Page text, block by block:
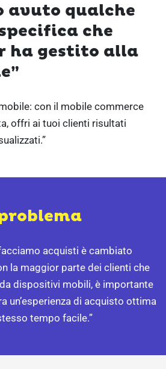
avuto qualche
che
ha gestito alla
con il mobile commerce
offri ai tuoi clienti risultati
acquisti è cambiato
la maggior parte dei clienti che
dispositivi mobili, è importante
un’esperienza di acquisto ottima
tempo facile.”